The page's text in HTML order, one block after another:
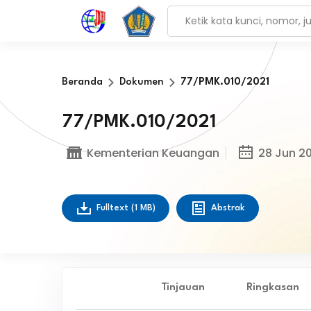
Beranda Dokumen 77/PMK.010/2021
77/PMK.010/2021
Kementerian Keuangan 28 Jun
Fulltext (1 MB) Abstrak
Tinjauan Ringkasan